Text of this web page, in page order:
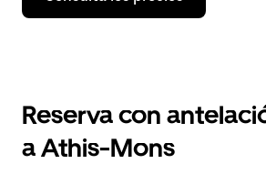
flecha
calendario
seleccionar
Reserva con
a Athis-Mons